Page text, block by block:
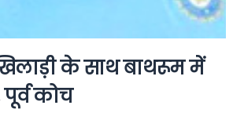
के साथ बाथरूम में
कोच